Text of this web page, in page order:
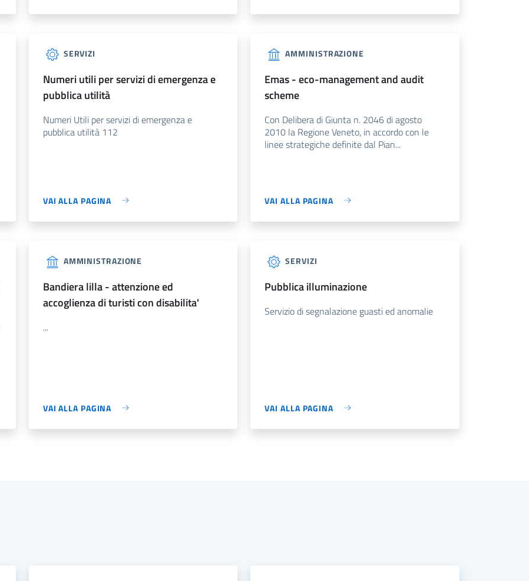
SERVIZI
numeri utili per servizi di emergenza e
pubblica utilità
Numeri Utili per servizi di emergenza e
pubblica utilità 112
VAI ALLA PAGINA
AMMINISTRAZIONE
emas - eco-management and audit
scheme
Con Delibera di Giunta n. 2046 di agosto
2010 la Regione Veneto, in accordo con le
linee strategiche definite dal Pian...
VAI ALLA PAGINA
AMMINISTRAZIONE
bandiera lilla - attenzione ed
accoglienza di turisti con disabilita'
...
VAI ALLA PAGINA
SERVIZI
pubblica illuminazione
Servizio di segnalazione guasti ed anomalie
VAI ALLA PAGINA